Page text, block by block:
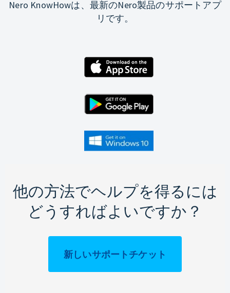
Nero KnowHowは、最新のNero製品のサポートアプ
リです。
他の方法でヘルプを得るには
どうすればよいですか？
新しいサポートチケット